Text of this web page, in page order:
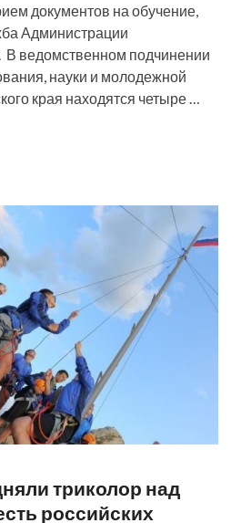
документов на обучение,
Администрации
В ведомственном подчинении
науки и молодежной
края находятся четыре …
триколор над
российских